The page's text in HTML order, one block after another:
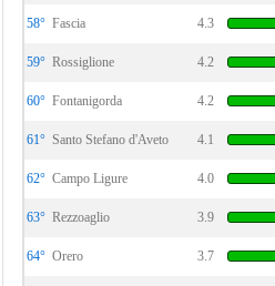
58° Fascia 4.3
59° Rossiglione 4.2
60° Fontanigorda 4.2
61° Santo Stefano d'Aveto 4.1
62° Campo Ligure 4.0
63° Rezzoaglio 3.9
64° Orero 3.7